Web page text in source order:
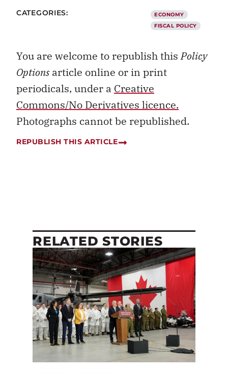
CATEGORIES:
ECONOMY
FISCAL POLICY
You are welcome to republish thisPolicy
Optionsarticle online or in print
periodicals, under a Creative
Commons/No Derivatives licence.
Photographs cannot be republished.
REPUBLISH THIS ARTICLE
RELATED STORIES